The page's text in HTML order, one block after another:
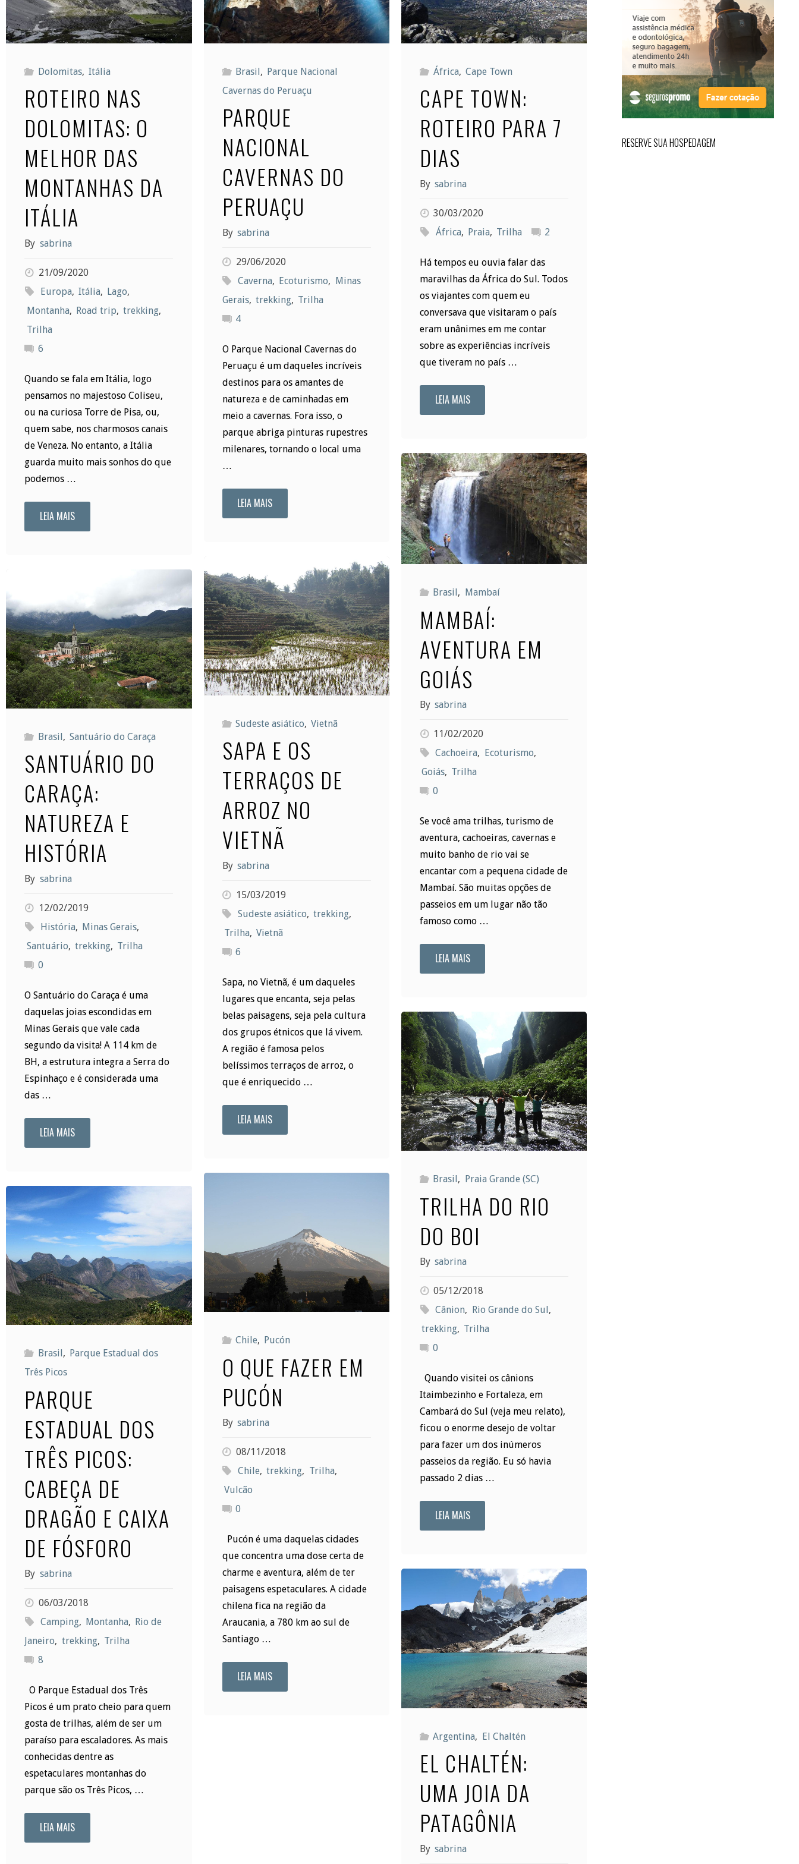
Dolomitas, Itália
ROTEIRO NAS
DOLOMITAS: O
MELHOR DAS
MONTANHAS DA
ITÁLIA
By sabrina
21/09/2020
Europa, Itália, Lago,
Montanha, Road trip, trekking,
Trilha
6
Quando se fala em Itália, logo
pensamos no majestoso Coliseu,
ou na curiosa Torre de Pisa, ou,
quem sabe, nos charmosos canais
de Veneza. No entanto, a Itália
guarda muito mais sonhos do que
podemos …
LEIA MAIS"Roteiro
melhor
das
montanhas
Itália"
Brasil, Parque Nacional
Cavernas do Peruaçu
PARQUE
NACIONAL
CAVERNAS DO
PERUAÇU
By sabrina
29/06/2020
Caverna, Ecoturismo, Minas
Gerais, trekking, Trilha
4
O Parque Nacional Cavernas do
Peruaçu é um daqueles incríveis
destinos para os amantes de
natureza e de caminhadas em
meio a cavernas. Fora isso, o
parque abriga pinturas rupestres
milenares, tornando o local uma
…
LEIA MAIS"Parque
do
Peruaçu"
África, Cape Town
CAPE TOWN:
ROTEIRO PARA 7
DIAS
By sabrina
30/03/2020
África, Praia, Trilha 2
Há tempos eu ouvia falar das
maravilhas da África do Sul. Todos
os viajantes com quem eu
conversava que visitaram o país
eram unânimes em me contar
sobre as experiências incríveis
que tiveram no país …
LEIA MAIS"Cape
roteiro
para
7
dias"
Brasil, Mambaí
MAMBAÍ:
AVENTURA EM
GOIÁS
By sabrina
11/02/2020
Cachoeira, Ecoturismo,
Goiás, Trilha
0
Se você ama trilhas, turismo de
aventura, cachoeiras, cavernas e
muito banho de rio vai se
encantar com a pequena cidade de
Mambaí. São muitas opções de
passeios em um lugar não tão
famoso como …
LEIA MAIS"Mambaí:
Goiás"
Sudeste asiático, Vietnã
SAPA E OS
TERRAÇOS DE
ARROZ NO
VIETNÃ
By sabrina
15/03/2019
Sudeste asiático, trekking,
Trilha, Vietnã
6
Sapa, no Vietnã, é um daqueles
lugares que encanta, seja pelas
belas paisagens, seja pela cultura
dos grupos étnicos que lá vivem.
A região é famosa pelos
belíssimos terraços de arroz, o
que é enriquecido …
LEIA MAIS"Sapa
os
arroz
Brasil, Santuário do Caraça
SANTUÁRIO DO
CARAÇA:
NATUREZA E
HISTÓRIA
By sabrina
12/02/2019
História, Minas Gerais,
Santuário, trekking, Trilha
0
O Santuário do Caraça é uma
daquelas joias escondidas em
Minas Gerais que vale cada
segundo da visita! A 114 km de
BH, a estrutura integra a Serra do
Espinhaço e é considerada uma
das …
LEIA MAIS"Santuário
Caraça:
natureza
e
história"
Brasil , Praia Grande (SC)
TRILHA DO RIO
DO BOI
By sabrina
05/12/2018
Cânion, Rio Grande do Sul ,
trekking, Trilha
0
Quando visitei os cânions
Itaimbezinho e Fortaleza, em
Cambará do Sul (veja meu relato),
ficou o enorme desejo de voltar
para fazer um dos inúmeros
passeios da região. Eu só havia
passado 2 dias …
LEIA MAIS"Trilha
Rio
do
Boi"
Chile, Pucón
O QUE FAZER EM
PUCÓN
By sabrina
08/11/2018
Chile, trekking, Trilha,
Vulcão
0
Pucón é uma daquelas cidades
que concentra uma dose certa de
charme e aventura, além de ter
paisagens espetaculares. A cidade
chilena fica na região da
Araucania, a 780 km ao sul de
Santiago …
LEIA MAIS"O
Brasil, Parque Estadual dos
Três Picos
PARQUE
ESTADUAL DOS
TRÊS PICOS:
CABEÇA DE
DRAGÃO E CAIXA
DE FÓSFORO
By sabrina
06/03/2018
Camping, Montanha, Rio de
Janeiro, trekking, Trilha
8
O Parque Estadual dos Três
Picos é um prato cheio para quem
gosta de trilhas, além de ser um
paraíso para escaladores. As mais
conhecidas dentre as
espetaculares montanhas do
parque são os Três Picos, …
LEIA MAIS"Parque
Argentina, El Chaltén
EL CHALTÉN:
UMA JOIA DA
PATAGÔNIA
By sabrina
RESERVE SUA HOSPEDAGEM